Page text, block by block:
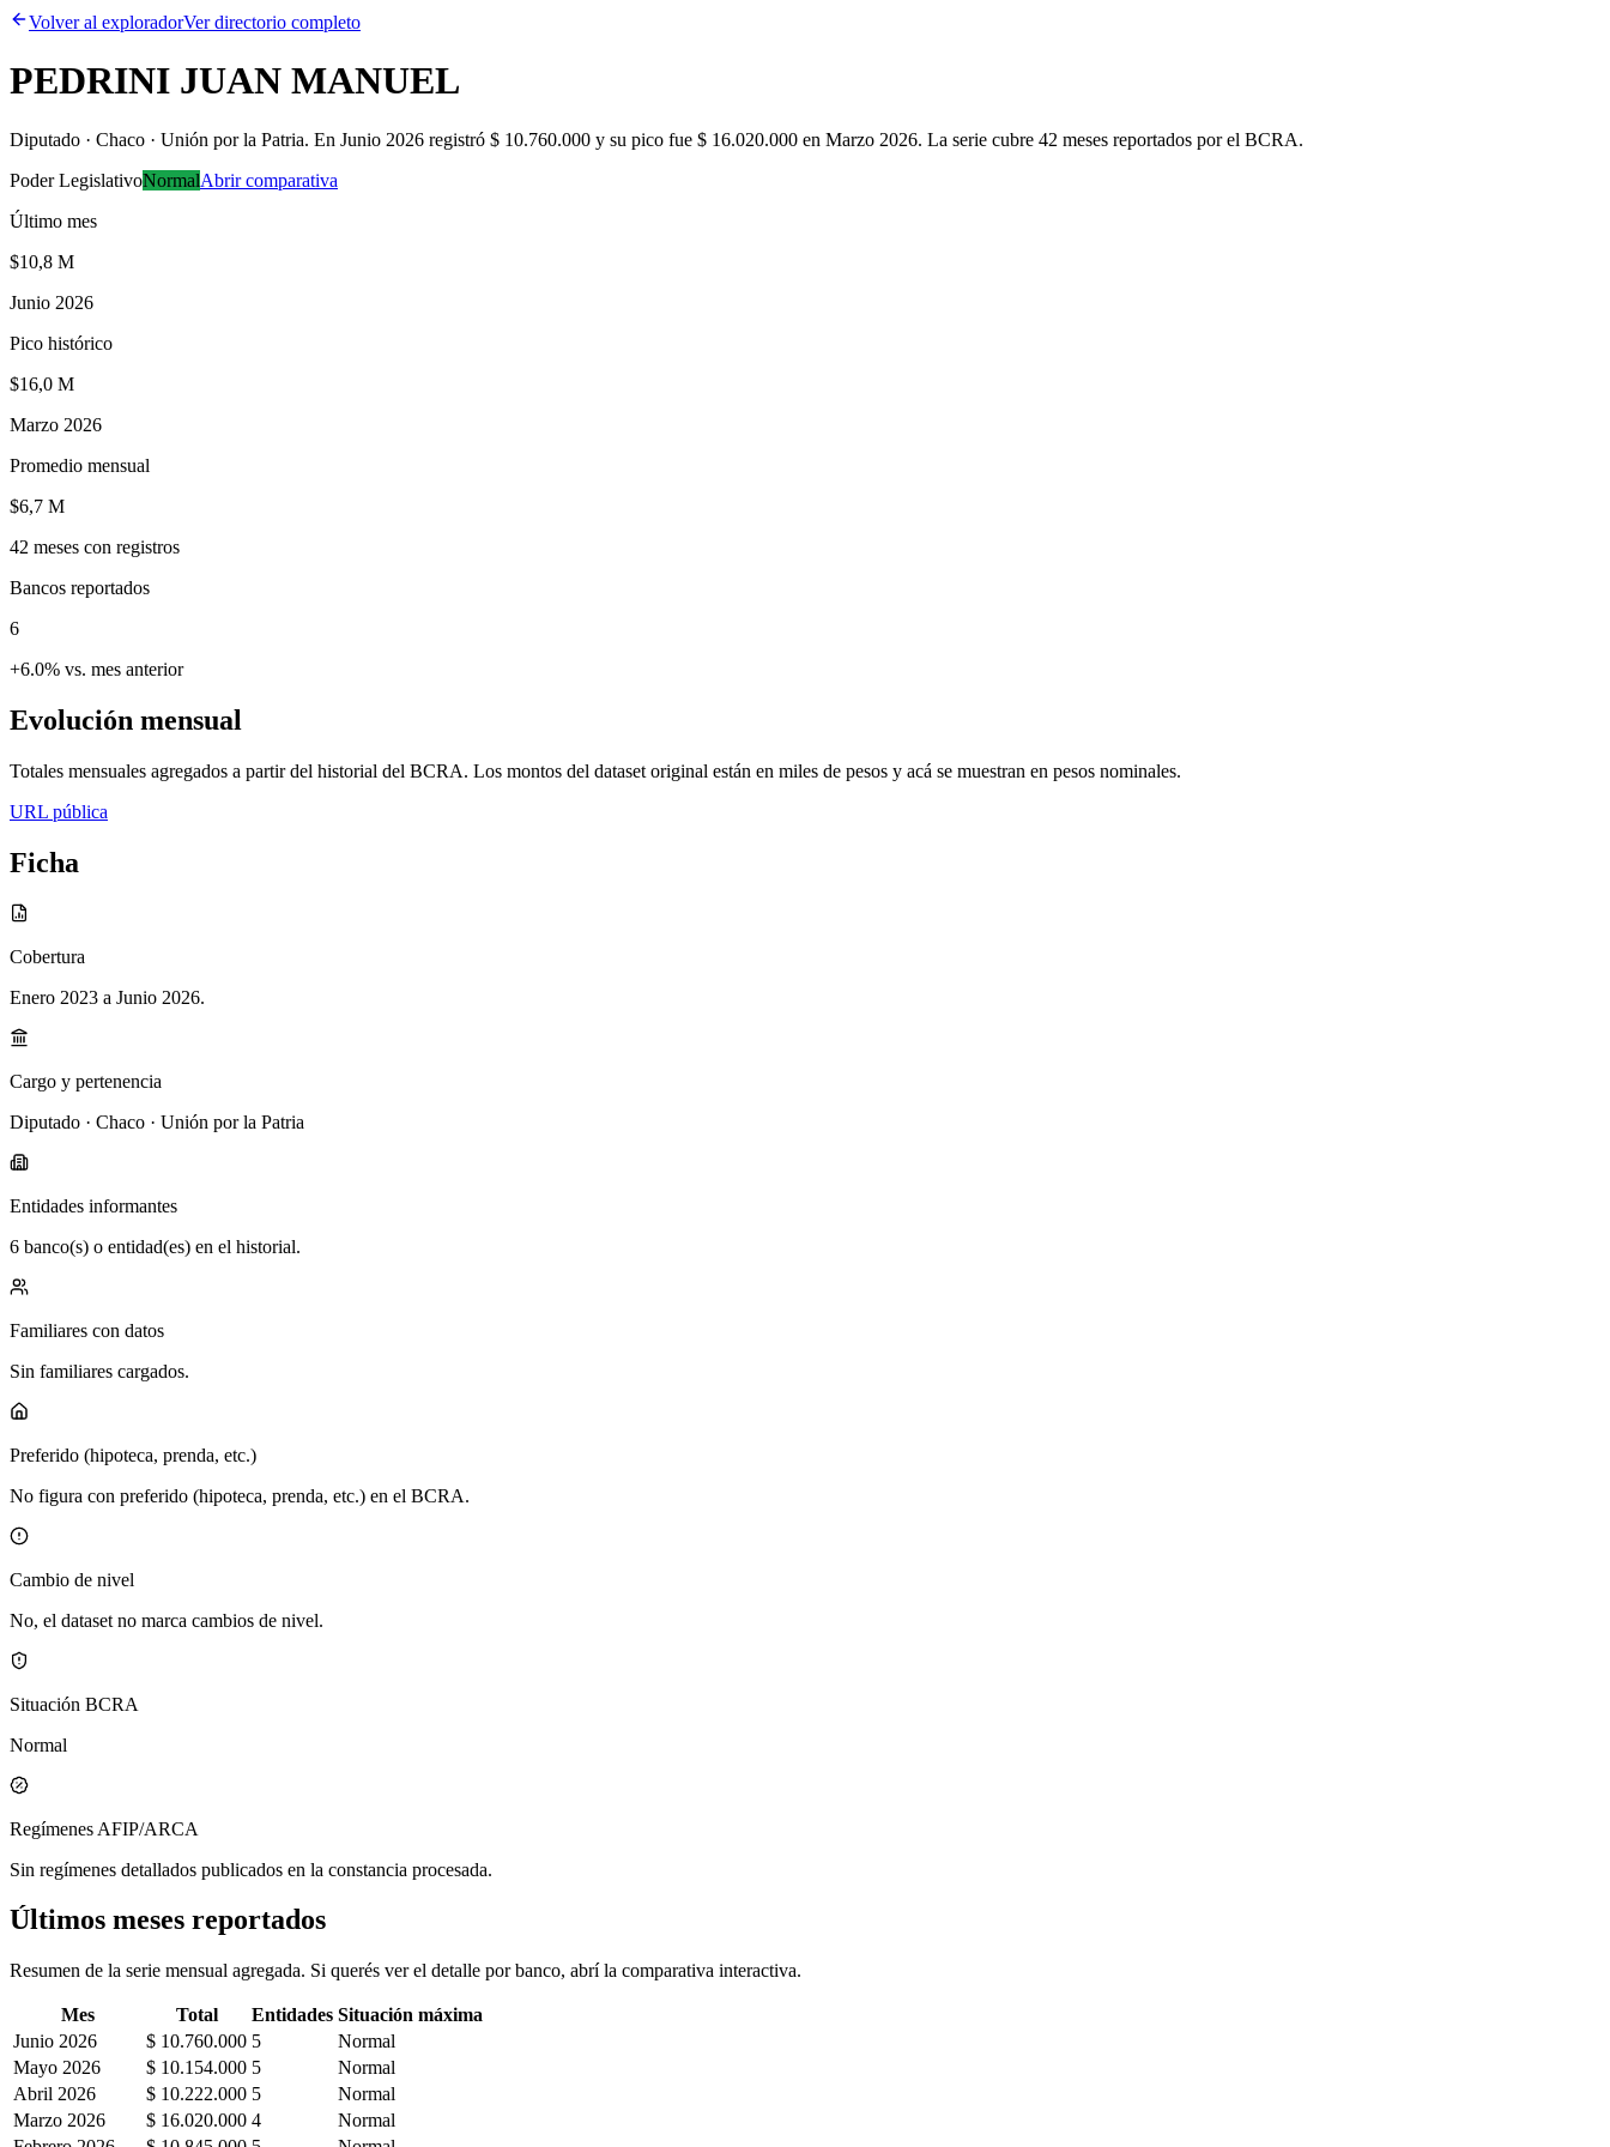
Volver al exploradorVer directorio completo
PEDRINI JUAN MANUEL
Diputado · Chaco · Unión por la Patria. En Junio 2026 registró $ 10.760.000 y su pico fue $ 16.020.000 en Marzo 2026. La serie cubre 42 meses reportados por el BCRA.
Poder LegislativoNormalAbrir comparativa
Último mes
$10,8 M
Junio 2026
Pico histórico
$16,0 M
Marzo 2026
Promedio mensual
$6,7 M
42 meses con registros
Bancos reportados
6
+6.0% vs. mes anterior
Evolución mensual
Totales mensuales agregados a partir del historial del BCRA. Los montos del dataset original están en miles de pesos y acá se muestran en pesos nominales.
URL pública
Ficha
Cobertura
Enero 2023 a Junio 2026.
Cargo y pertenencia
Diputado · Chaco · Unión por la Patria
Entidades informantes
6 banco(s) o entidad(es) en el historial.
Familiares con datos
Sin familiares cargados.
Preferido (hipoteca, prenda, etc.)
No figura con preferido (hipoteca, prenda, etc.) en el BCRA.
Cambio de nivel
No, el dataset no marca cambios de nivel.
Situación BCRA
Normal
Regímenes AFIP/ARCA
Sin regímenes detallados publicados en la constancia procesada.
Últimos meses reportados
Resumen de la serie mensual agregada. Si querés ver el detalle por banco, abrí la comparativa interactiva.
Mes Total Entidades Situación máxima
Junio 2026
$ 10.760.000 5
Normal
Mayo 2026
$ 10.154.000 5
Normal
Abril 2026
$ 10.222.000 5
Normal
Marzo 2026
$ 16.020.000 4
Normal